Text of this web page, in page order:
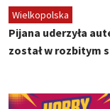
Wielkopolska
Pijana uderzyła
został w rozbitym